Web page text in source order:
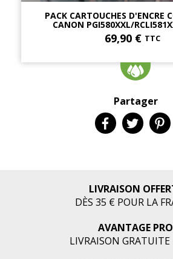
PACK CARTOUCHES D'ENCRE
CANON PGI580XXL/
69,90 € TTC
Partager
LIVRAISON
DÈS 35 € POUR LA
AVANTAGE PRO
LIVRAISON